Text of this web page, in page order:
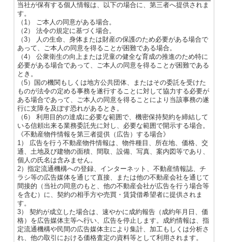
当社が保有する個人情報は、以下の場合に、第三者へ提供されま
す。
（1） ご本人の同意がある場合。
（2） 法令の規定に基づく場合。
（3） 人の生命、身体または財産の保護のため必要がある場合で
あって、ご本人の同意を得ることが困難である場合。
（4） 公衆衛生の向上または児童の健全な育成の推進のため特に
必要がある場合であって、ご本人の同意を得ることが困難である
とき。
（5）国の機関もしくは地方公共団体、またはその委託を受けた
ものが法令の定める事務を遂行することに対して協力する必要が
ある場合であって、ご本人の同意を得ることにより当該事務の遂
行に支障を及ぼす恐れがあるとき。
（6） 利用目的の達成に必要な範囲で、機密保持契約を締結して
いる信頼出来る業務委託先に対し、必要な範囲で開示する場合。
《不動産物件情報を第三者提供（広告）する場合》
1） 広告を行う不動産物件情報は、物件種目、所在地、価格、交
通、土地及び建物の面積、間取、設備、写真、案内図等であり、
個人の氏名は含みません。
2）指定流通機構への登録、インターネット、不動産情報誌、チ
ラシ等の広告媒体を通じて直接、または他の不動産会社を通じて
間接的（当社の同意のもと、他の不動産会社が広告を行う場合等
を含む）に、契約の相手方や売買・賃貸借希望者に提供されま
す。
3） 契約が成立した場合は、速やかに成約報告（成約年月日、価
格）を広告媒体主等へ行い、広告を停止します。成約情報は、指
定流通機構や民間の広告媒体主により集計、加工もしくは分析さ
れ、他の取引における価格査定の資料等として利用されます。